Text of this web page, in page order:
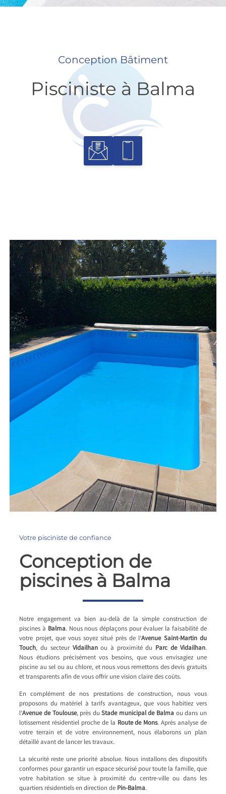
Conception Bâtiment
Pisciniste à Balma
Votre pisciniste de confiance
Conception de
piscines à Balma
Notre engagement va bien au-delà de la simple construction de
piscines à Balma. Nous nous déplaçons pour évaluer la faisabilité de
votre projet, que vous soyez situé près de l’Avenue Saint-Martin du
Touch, du secteur Vidailhanou à proximité du Parc de Vidailhan.
Nous étudions précisément vos besoins, que vous envisagiez une
piscine au sel ou au chlore, et nous vous remettons des devis gratuits
et transparents afin de vous offrir une vision claire des coûts.
En complément de nos prestations de construction, nous vous
proposons du matériel à tarifs avantageux, que vous habitiez vers
l’Avenue de Toulouse, près duStade municipal de Balma ou dans un
lotissement résidentiel proche de la Route de Mons. Après analyse de
votre terrain et de votre environnement, nous élaborons un plan
détaillé avant de lancer les travaux.
La sécurité reste une priorité absolue. Nous installons des dispositifs
conformes pour garantir un espace sécurisé pour toute la famille, que
votre habitation se situe à proximité du centre-ville ou dans les
quartiers résidentiels en direction de Pin-Balma.